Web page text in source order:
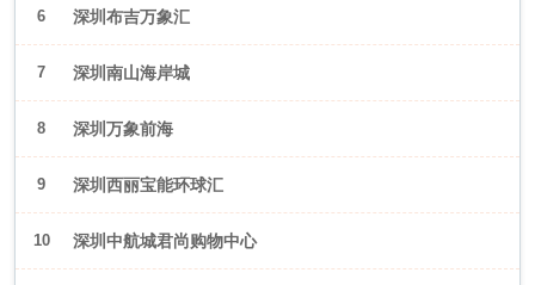
6 深圳布吉万象汇
7 深圳南山海岸城
8 深圳万象前海
9 深圳西丽宝能环球汇
10 深圳中航城君尚购物中心